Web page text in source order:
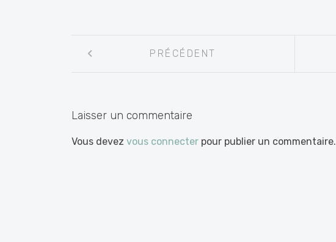
entre
PRÉCÉDENT
Laisser un commentaire
Vous devez vous connecter pour publier un commentaire.